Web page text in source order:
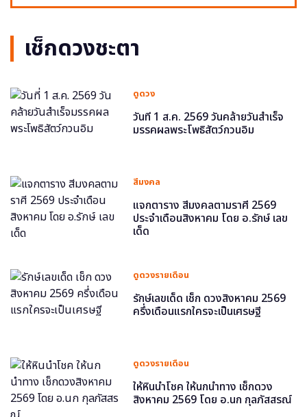
เช็กดวงชะตา
ดูดวง
วันที่ 1 ส.ค. 2569 วันคล้ายวันสำเร็จ
มรรคผลพระโพธิสัตว์กวนอิม
สีมงคล
แจกตาราง สีมงคลตามราศี 2569
ประจำเดือนสิงหาคม โดย อ.รักษ์ เลข
เด็ด
ดูดวงรายเดือน
รักษ์เลขเด็ด เช็ก ดวงสิงหาคม 2569
ครึ่งเดือนแรกใครจะเป็นเศรษฐี
ดูดวงรายเดือน
ให้หินนำโชค ให้นกนำทาง เช็กดวง
สิงหาคม 2569 โดย อ.นก กุลภัสสรณ์